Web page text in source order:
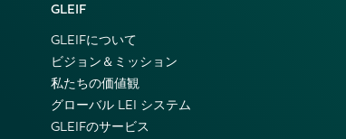
GLEIF
GLEIFについて
ビジョン＆ミッション
私たちの価値観
グローバル LEI システム
GLEIFのサービス